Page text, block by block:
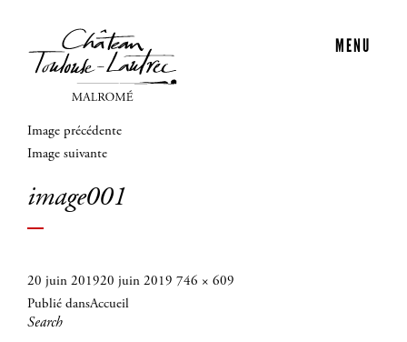
MENU
Image précédente
Image suivante
image001
Publié
le
20 juin 201920 juin 2019 Taille
746 × 609
Navigation
de
l’article
Publié dansAccueil
Search